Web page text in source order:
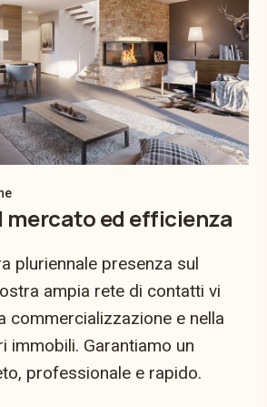
mercato ed efficienza
pluriennale presenza sul
ampia rete di contatti vi
commercializzazione e nella
immobili. Garantiamo un
professionale e rapido.